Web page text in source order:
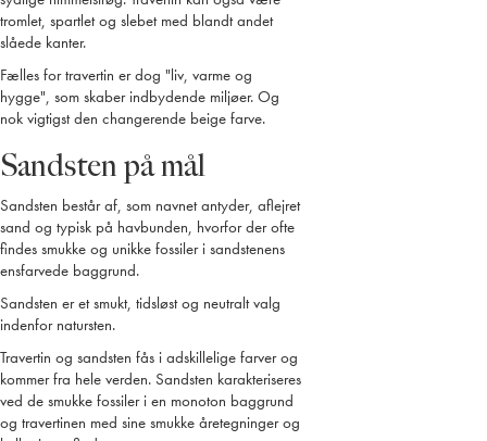
tromlet, spartlet og slebet med blandt andet
slåede kanter.
Fælles for travertin er dog "liv, varme og
hygge", som skaber indbydende miljøer. Og
nok vigtigst den changerende beige farve.
Sandsten på mål
Sandsten består af, som navnet antyder, aflejret
sand og typisk på havbunden, hvorfor der ofte
findes smukke og unikke fossiler i sandstenens
ensfarvede baggrund.
Sandsten er et smukt, tidsløst og neutralt valg
indenfor natursten.
Travertin og sandsten fås i adskillelige farver og
kommer fra hele verden. Sandsten karakteriseres
ved de smukke fossiler i en monoton baggrund
og travertinen med sine smukke åretegninger og